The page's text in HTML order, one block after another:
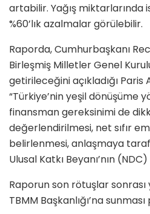
artabilir. Yağış miktarlarında
%60’lık azalmalar görülebilir.
Raporda, Cumhurbaşkanı
Birleşmiş Milletler Genel
getirileceğini açıkladığı Paris
“Türkiye’nin yeşil dönüşüme
finansman gereksinimi de
değerlendirilmesi, net sıfır
belirlenmesi, anlaşmaya
Ulusal Katkı Beyanı’nın
Raporun son rötuşlar sonrası
TBMM Başkanlığı’na